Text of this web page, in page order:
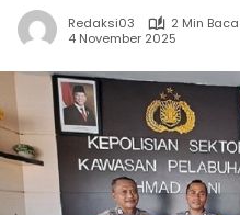
Redaksi03
2 Min Baca
4 November 2025